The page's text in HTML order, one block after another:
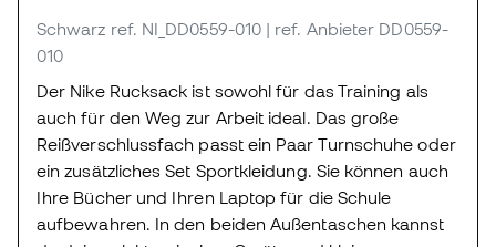
Schwarz ref. NI_DD0559-010 | ref. Anbieter DD0559-
010
Der Nike Rucksack ist sowohl für das Training als
auch für den Weg zur Arbeit ideal. Das große
Reißverschlussfach passt ein Paar Turnschuhe oder
ein zusätzliches Set Sportkleidung. Sie können auch
Ihre Bücher und Ihren Laptop für die Schule
aufbewahren. In den beiden Außentaschen kannst